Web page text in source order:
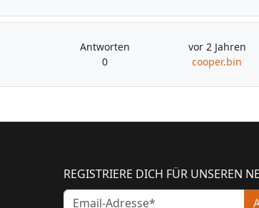
Antworten
0
vor 2 Jahren
cooper.bin
REGISTRIERE DICH FÜR UNSEREN